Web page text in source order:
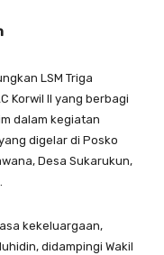
LSM Triga
Korwil II yang berbagi
dalam kegiatan
digelar di Posko
Desa Sukarukun,
kekeluargaan,
didampingi Wakil